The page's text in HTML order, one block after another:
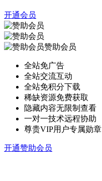
开通会员
赞助会员
全站免广告
全站交流互动
全站免积分下载
稀缺资源免费获取
隐藏内容无限制查看
一对一技术远程协助
尊贵VIP用户专属勋章
开通赞助会员